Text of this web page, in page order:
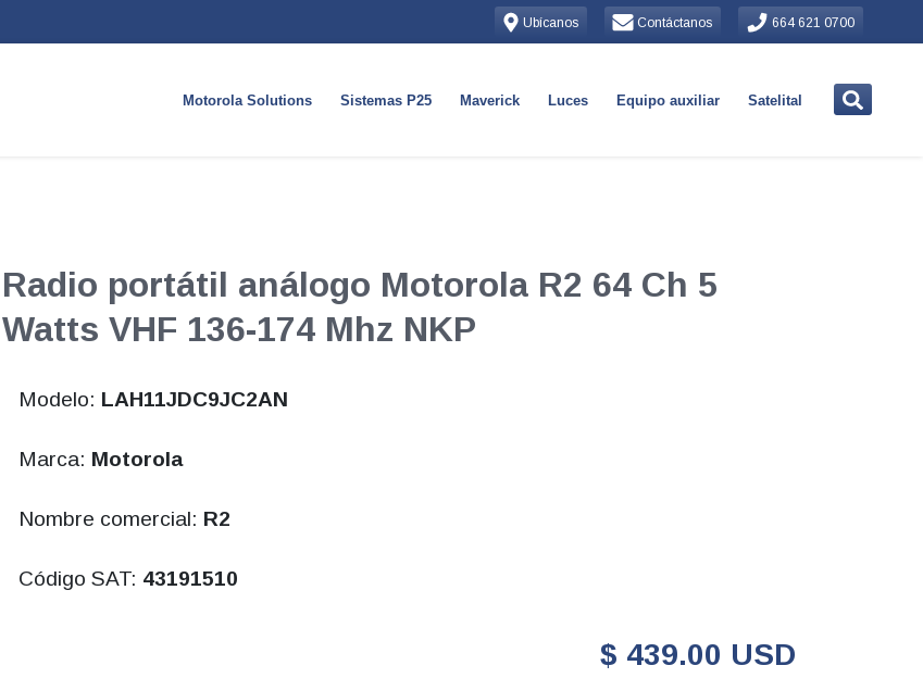
Ubícanos Contáctanos 664 621 0700
Motorola Solutions Sistemas P25 Maverick Luces Equipo auxiliar Satelital
Radio portátil análogo Motorola R2 64 Ch 5
Watts VHF 136-174 Mhz NKP
Modelo: LAH11JDC9JC2AN
Marca: Motorola
Nombre comercial: R2
Código SAT: 43191510
$ 439.00 USD